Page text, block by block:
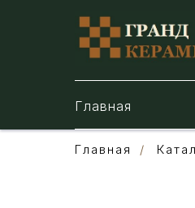
Главная
Главная /